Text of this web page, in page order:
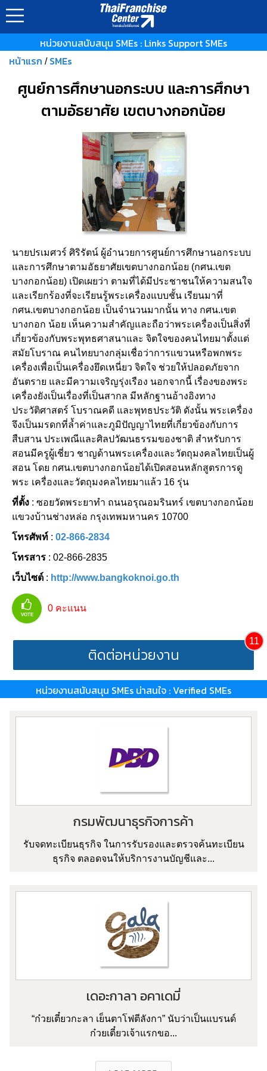
หน่วยงานสนับสนุน SMEs : Links Support SMEs
หน้าแรก / SMEs
ศูนย์การศึกษานอกระบบ และการศึกษา
ตามอัธยาศัย เขตบางกอกน้อย
นายปรเมศวร์ ศิริรัตน์ ผู้อำนวยการศูนย์การศึกษานอกระบบ
และการศึกษาตามอัธยาศัยเขตบางกอกน้อย (กศน.เขต
บางกอกน้อย) เปิดเผยว่า ตามที่ได้มีประชาชนให้ความสนใจ
และเรียกร้องที่จะเรียนรู้พระเครื่องแบบชั้น เรียนมาที่
กศน.เขตบางกอกน้อย เป็นจำนวนมากนั้น ทาง กศน.เขต
บางกอก น้อย เห็นความสำคัญและถือว่าพระเครื่องเป็นสิ่งที่
เกี่ยวข้องกับพระพุทธศาสนาและ จิตใจของคนไทยมาตั้งแต่
สมัยโบราณ คนไทยบางกลุ่มเชื่อว่าการแขวนหรือพกพระ
เครื่องเพื่อเป็นเครื่องยึดเหนี่ยว จิตใจ ช่วยให้ปลอดภัยจาก
อันตราย และมีความเจริญรุ่งเรือง นอกจากนี้ เรื่องของพระ
เครื่องยังเป็นเรื่องที่เป็นสากล มีหลักฐานอ้างอิงทาง
ประวัติศาสตร์ โบราณคดี และพุทธประวัติ ดังนั้น พระเครื่อง
จึงเป็นมรดกที่ล้ำค่าและภูมิปัญญาไทยที่เกี่ยวข้องกับการ
สืบสาน ประเพณีและศิลปวัฒนธรรมของชาติ สำหรับการ
สอนมีครูผู้เชี่ยว ชาญด้านพระเครื่องและวัตถุมงคลไทยเป็นผู้
สอน โดย กศน.เขตบางกอกน้อยได้เปิดสอนหลักสูตรการดู
พระ เครื่องและวัตถุมงคลไทยมาแล้ว 16 รุ่น
ที่ตั้ง : ซอยวัดพระยาทำ ถนนอรุณอมรินทร์ เขตบางกอกน้อย
แขวงบ้านช่างหล่อ กรุงเทพมหานคร 10700
โทรศัพท์ : 02-866-2834
โทรสาร : 02-866-2835
เว็บไซต์ : http://www.bangkoknoi.go.th
VOTE
0 คะแนน
ติดต่อหน่วยงาน
11
หน่วยงานสนับสนุน SMEs น่าสนใจ : Verified SMEs
กรมพัฒนาธุรกิจการค้า
รับจดทะเบียนธุรกิจ ในการรับรองและตรวจค้นทะเบียน
ธุรกิจ ตลอดจนให้บริการงานบัญชีและ...
เดอะกาลา อคาเดมี่
“ก๋วยเตี๋ยวกะลา เย็นตาโฟตีลังกา” นับว่าเป็นแบรนด์
ก๋วยเตี๋ยวเจ้าแรกขอ...